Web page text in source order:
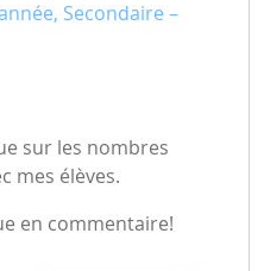
Secondaire –
sur les nombres
mes élèves.
en commentaire!